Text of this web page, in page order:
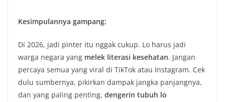
Kesimpulannya gampang:
Di 2026, jadi pinter itu nggak cukup. Lo harus jadi
warga negara yang melek literasi kesehatan. Jangan
percaya semua yang viral di TikTok atau Instagram. Cek
dulu sumbernya, pikirkan dampak jangka panjangnya,
dan yang paling penting, dengerin tubuh lo